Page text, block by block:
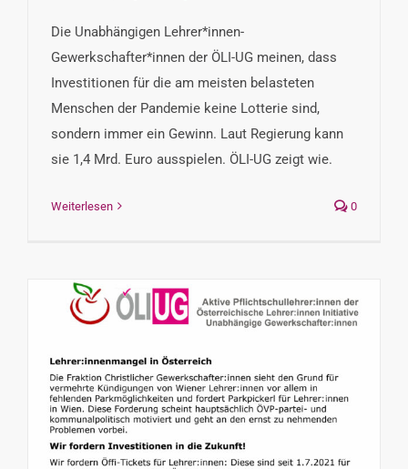
Die Unabhängigen Lehrer*innen-
Gewerkschafter*innen der ÖLI-UG meinen, dass
Investitionen für die am meisten belasteten
Menschen der Pandemie keine Lotterie sind,
sondern immer ein Gewinn. Laut Regierung kann
sie 1,4 Mrd. Euro ausspielen. ÖLI-UG zeigt wie.
Weiterlesen 0